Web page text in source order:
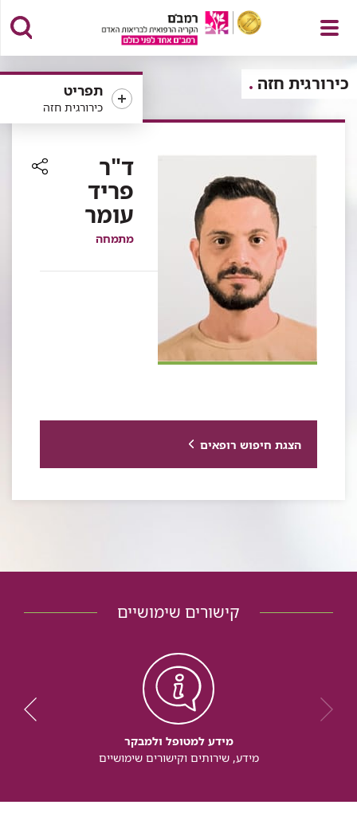
פתח
תפריט
תפריט
כירורגית חזה
כירורגית חזה
ד"ר
פריד
עומר
מתמחה
הצגת חיפוש רופאים
קישורים שימושיים
מידע למטופל ולמבקר
מידע, שירותים וקישורים שימושיים